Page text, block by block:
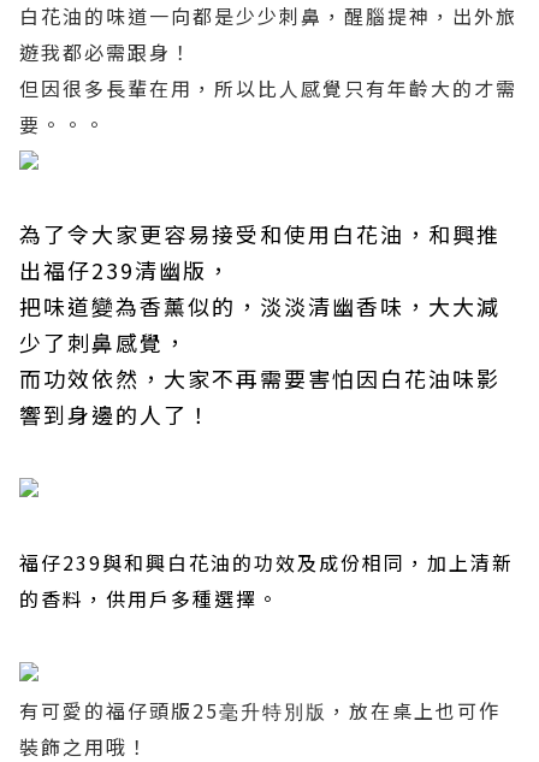
白花油的味道一向都是少少刺鼻， 醒腦提神， 出外旅
遊我都必需跟身！
但因很多長輩在用，所以比人感覺只有年齡大的才需
要。。。
為了令大家更容易接受和使用白花油，和興推
出福仔239清幽版，
把味道變為香薰似的，淡淡清幽香味，大大減
少了刺鼻感覺，
而功效依然，大家不再需要害怕因白花油味影
響到身邊的人了！
福仔239與和興白花油的功效及成份相同，加上清新
的香料，供用戶多種選擇。
有可愛的福仔頭版25毫升特別版 ，放在桌上也可作
裝飾之用哦！